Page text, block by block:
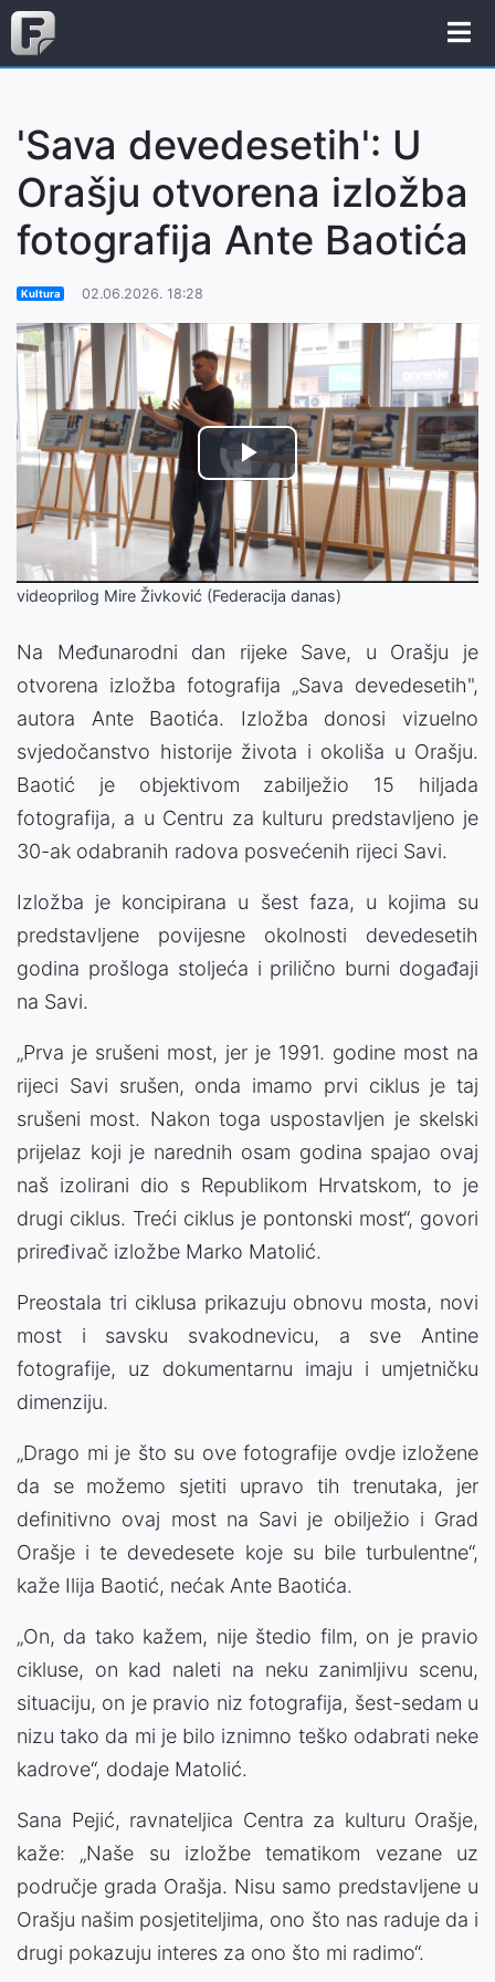
'Sava devedesetih': U
Orašju otvorena izložba
fotografija Ante Baotića
Kultura 02.06.2026. 18:28
Video
Player
is
loading.
Play
Video
videoprilog Mire Živković (Federacija danas)
Na Međunarodni dan rijeke Save, u Orašju je
otvorena izložba fotografija „Sava devedesetih",
autora Ante Baotića. Izložba donosi vizuelno
svjedočanstvo historije života i okoliša u Orašju.
Baotić je objektivom zabilježio 15 hiljada
fotografija, a u Centru za kulturu predstavljeno je
30-ak odabranih radova posvećenih rijeci Savi.
Izložba je koncipirana u šest faza, u kojima su
predstavljene povijesne okolnosti devedesetih
godina prošloga stoljeća i prilično burni događaji
na Savi.
„Prva je srušeni most, jer je 1991. godine most na
rijeci Savi srušen, onda imamo prvi ciklus je taj
srušeni most. Nakon toga uspostavljen je skelski
prijelaz koji je narednih osam godina spajao ovaj
naš izolirani dio s Republikom Hrvatskom, to je
drugi ciklus. Treći ciklus je pontonski most“, govori
priređivač izložbe Marko Matolić.
Preostala tri ciklusa prikazuju obnovu mosta, novi
most i savsku svakodnevicu, a sve Antine
fotografije, uz dokumentarnu imaju i umjetničku
dimenziju.
„Drago mi je što su ove fotografije ovdje izložene
da se možemo sjetiti upravo tih trenutaka, jer
definitivno ovaj most na Savi je obilježio i Grad
Orašje i te devedesete koje su bile turbulentne“,
kaže Ilija Baotić, nećak Ante Baotića.
„On, da tako kažem, nije štedio film, on je pravio
cikluse, on kad naleti na neku zanimljivu scenu,
situaciju, on je pravio niz fotografija, šest-sedam u
nizu tako da mi je bilo iznimno teško odabrati neke
kadrove“, dodaje Matolić.
Sana Pejić, ravnateljica Centra za kulturu Orašje,
kaže: „Naše su izložbe tematikom vezane uz
područje grada Orašja. Nisu samo predstavljene u
Orašju našim posjetiteljima, ono što nas raduje da i
drugi pokazuju interes za ono što mi radimo“.